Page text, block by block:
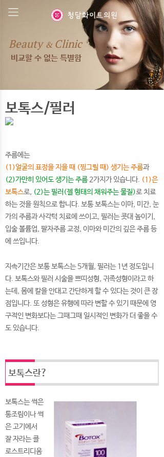
Beauty & Clinic
비교할 수 없는 특별함
보톡스/필러
주름에는
(1)얼굴의 표정을 지을 때 (찡그릴 때) 생기는 주름과
(2)가만히 있어도 생기는 주름2가지가 있습니다. (1)은
보톡스로, (2)는 필러(젤 형태의 채워주는 물질)로 치료
하는 것을 원칙으로 합니다. 보통 보톡스는 이마, 미간, 눈
가의 주름과 사각턱 치료에 쓰이고, 필러는 콧대 높이기,
입술 볼륨업, 팔자주름 교정, 이마와 미간의 깊은 주름 등
에 쓰입니다.
지속기간은 보통 보톡스는 5개월, 필러는 1년 정도입니
다. 보톡스와 필러 시술을 쁘띠성형, 귀족성형이라고 하
는데, 몸에 칼을 안대고 간단하게 할 수 있다는 것이 큰 장
점입니다. 또 성형은 유행에 따라 변할 수 있기 때문에 영
구적인 변화보다는 그때그때 일시적인 변화가 더 좋을 수
도 있습니다.
보톡스란?
보톡스는 썩은
통조림이나 썩
은 고기에서
잘 자라는 클
로스트리디움